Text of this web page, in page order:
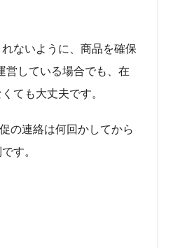
ないように、商品を確保
営している場合でも、在
ても大丈夫です。
の連絡は何回かしてから
す。